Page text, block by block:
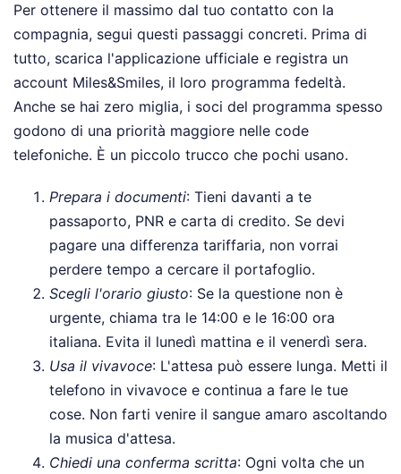
Per ottenere il massimo dal tuo contatto con la
compagnia, segui questi passaggi concreti. Prima di
tutto, scarica l'applicazione ufficiale e registra un
account Miles&Smiles, il loro programma fedeltà.
Anche se hai zero miglia, i soci del programma spesso
godono di una priorità maggiore nelle code
telefoniche. È un piccolo trucco che pochi usano.
Prepara i documenti: Tieni davanti a te
passaporto, PNR e carta di credito. Se devi
pagare una differenza tariffaria, non vorrai
perdere tempo a cercare il portafoglio.
Scegli l'orario giusto: Se la questione non è
urgente, chiama tra le 14:00 e le 16:00 ora
italiana. Evita il lunedì mattina e il venerdì sera.
Usa il vivavoce: L'attesa può essere lunga. Metti il
telefono in vivavoce e continua a fare le tue
cose. Non farti venire il sangue amaro ascoltando
la musica d'attesa.
Chiedi una conferma scritta: Ogni volta che un